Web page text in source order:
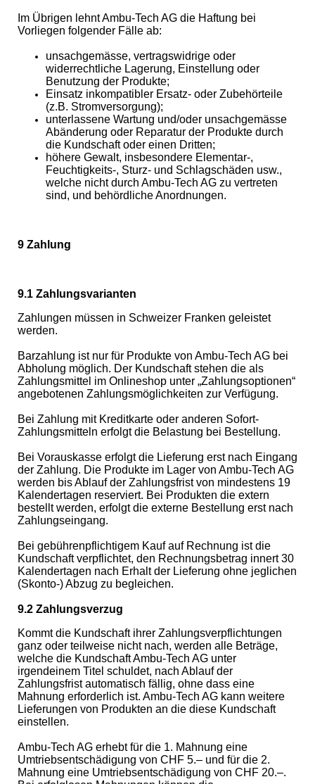
Im Übrigen lehnt Ambu-Tech AG die Haftung bei
Vorliegen folgender Fälle ab:
unsachgemässe, vertragswidrige oder
widerrechtliche Lagerung, Einstellung oder
Benutzung der Produkte;
Einsatz inkompatibler Ersatz- oder Zubehörteile
(z.B. Stromversorgung);
unterlassene Wartung und/oder unsachgemässe
Abänderung oder Reparatur der Produkte durch
die Kundschaft oder einen Dritten;
höhere Gewalt, insbesondere Elementar-,
Feuchtigkeits-, Sturz- und Schlagschäden usw.,
welche nicht durch Ambu-Tech AG zu vertreten
sind, und behördliche Anordnungen.
9 Zahlung
9.1 Zahlungsvarianten
Zahlungen müssen in Schweizer Franken geleistet
werden.
Barzahlung ist nur für Produkte von Ambu-Tech AG bei
Abholung möglich. Der Kundschaft stehen die als
Zahlungsmittel im Onlineshop unter „Zahlungsoptionen“
angebotenen Zahlungsmöglichkeiten zur Verfügung.
Bei Zahlung mit Kreditkarte oder anderen Sofort-
Zahlungsmitteln erfolgt die Belastung bei Bestellung.
Bei Vorauskasse erfolgt die Lieferung erst nach Eingang
der Zahlung. Die Produkte im Lager von Ambu-Tech AG
werden bis Ablauf der Zahlungsfrist von mindestens 19
Kalendertagen reserviert. Bei Produkten die extern
bestellt werden, erfolgt die externe Bestellung erst nach
Zahlungseingang.
Bei gebührenpflichtigem Kauf auf Rechnung ist die
Kundschaft verpflichtet, den Rechnungsbetrag innert 30
Kalendertagen nach Erhalt der Lieferung ohne jeglichen
(Skonto-) Abzug zu begleichen.
9.2 Zahlungsverzug
Kommt die Kundschaft ihrer Zahlungsverpflichtungen
ganz oder teilweise nicht nach, werden alle Beträge,
welche die Kundschaft Ambu-Tech AG unter
irgendeinem Titel schuldet, nach Ablauf der
Zahlungsfrist automatisch fällig, ohne dass eine
Mahnung erforderlich ist. Ambu-Tech AG kann weitere
Lieferungen von Produkten an die diese Kundschaft
einstellen.
Ambu-Tech AG erhebt für die 1. Mahnung eine
Umtriebsentschädigung von CHF 5.– und für die 2.
Mahnung eine Umtriebsentschädigung von CHF 20.–.